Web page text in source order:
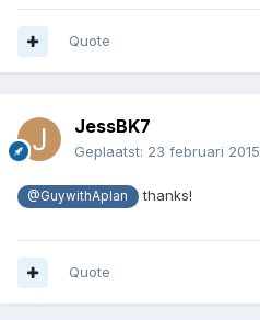
Quote
JessBK7
Geplaatst: 23 februari 2015
@GuywithAplan thanks!
Quote